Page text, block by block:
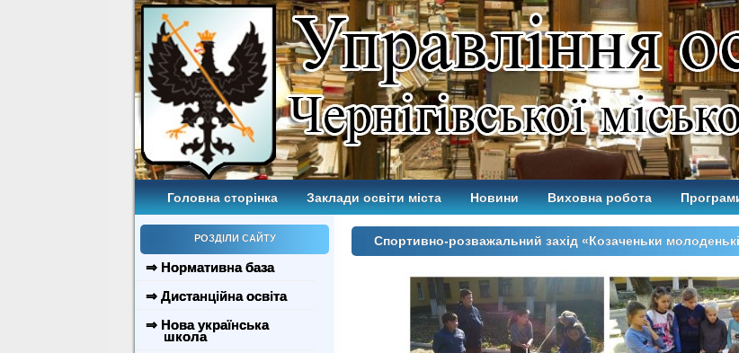
Головна сторінка Заклади освіти міста Новини Виховна робота
РОЗДІЛИ САЙТУ
⇒ Нормативна база
⇒ Дистанційна освіта
⇒ Нова українська
школа
Спортивно-розважальний захід «Козаченьки